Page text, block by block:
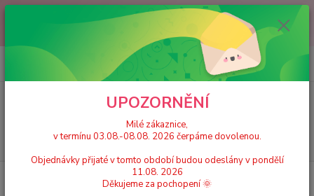
Milé zákaznice, v termínu 03.08.-08.08. 2026 čerpáme dovolenou.
Objednávky přijaté v tomto období budou odeslány v pondělí 11.08.
2026 Děkujeme za pochopení 🌞
CZK
Hledat
+420 777 224 390
(Po-Pá, 9-17 hod.)
0 Kč
Dívčí tutu sukně 2-12 let
Nadýchaná bohatá tutu sukně – bílo-
UPOZORNĚNÍ
Milé zákaznice,
v termínu 03.08.-08.08. 2026 čerpáme dovolenou.
Objednávky přijaté v tomto období budou odeslány v pondělí
11.08. 2026
Děkujeme za pochopení 🌞